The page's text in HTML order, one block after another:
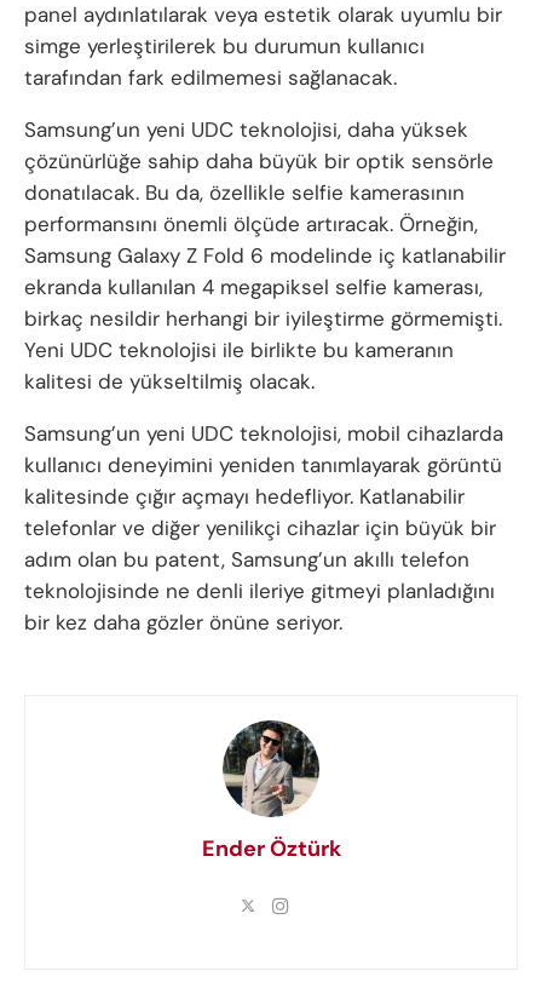
panel aydınlatılarak veya estetik olarak uyumlu bir
simge yerleştirilerek bu durumun kullanıcı
tarafından fark edilmemesi sağlanacak.
Samsung’un yeni UDC teknolojisi, daha yüksek
çözünürlüğe sahip daha büyük bir optik sensörle
donatılacak. Bu da, özellikle selfie kamerasının
performansını önemli ölçüde artıracak. Örneğin,
Samsung Galaxy Z Fold 6 modelinde iç katlanabilir
ekranda kullanılan 4 megapiksel selfie kamerası,
birkaç nesildir herhangi bir iyileştirme görmemişti.
Yeni UDC teknolojisi ile birlikte bu kameranın
kalitesi de yükseltilmiş olacak.
Samsung’un yeni UDC teknolojisi, mobil cihazlarda
kullanıcı deneyimini yeniden tanımlayarak görüntü
kalitesinde çığır açmayı hedefliyor. Katlanabilir
telefonlar ve diğer yenilikçi cihazlar için büyük bir
adım olan bu patent, Samsung’un akıllı telefon
teknolojisinde ne denli ileriye gitmeyi planladığını
bir kez daha gözler önüne seriyor.
Ender Öztürk